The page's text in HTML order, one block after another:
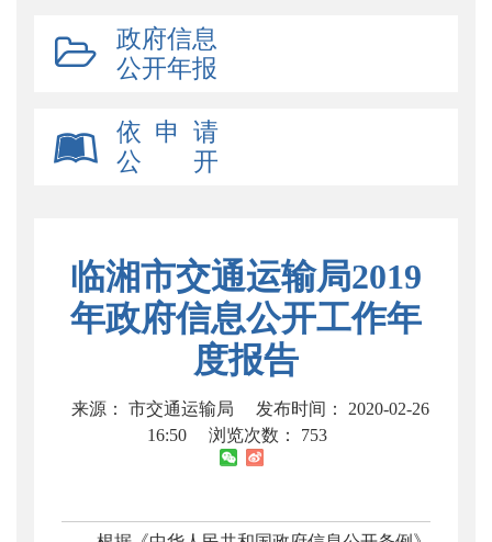
政府信息
公开年报
依 申 请
公 开
临湘市交通运输局2019
年政府信息公开工作年
度报告
来源： 市交通运输局
发布时间： 2020-02-26
16:50
浏览次数： 753